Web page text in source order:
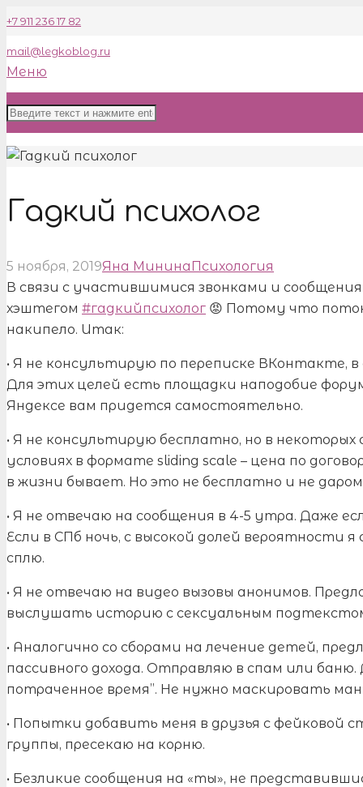
+7 911 236 17 82
mail@legkoblog.ru
Меню
Гадкий психолог
5 ноября, 2019Яна МининаПсихология
В связи с участившимися звонками и
хэштегом #гадкийпсихолог 😡 Потому что
накипело. Итак:
• Я не консультирую по переписке ВКонтакте,
Для этих целей есть площадки наподобие
Яндексе вам придется самостоятельно.
• Я не консультирую бесплатно, но в
условиях в формате sliding scale – цена по
в жизни бывает. Но это не бесплатно и не
• Я не отвечаю на сообщения в 4-5 утра. Даже
Если в СПб ночь, с высокой долей вероятности
сплю.
• Я не отвечаю на видео вызовы анонимов.
выслушать историю с сексуальным
• Аналогично со сборами на лечение детей,
пассивного дохода. Отправляю в спам или
потраченное время”. Не нужно маскировать
• Попытки добавить меня в друзья с фейковой
группы, пресекаю на корню.
• Безликие сообщения на «ты», не